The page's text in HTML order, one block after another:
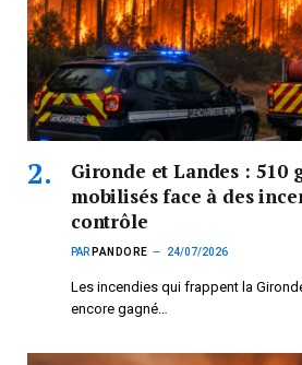
Gironde et Landes : 510
mobilisés face à des
contrôle
PAR PANDORE 24/07/2026
Les incendies qui frappent la
encore gagné…